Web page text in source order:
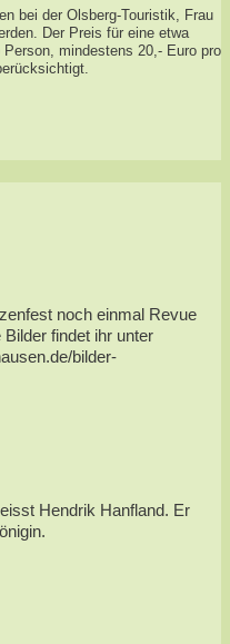
bei der Olsberg-Touristik, Frau
Der Preis für eine etwa
mindestens 20,- Euro pro
noch einmal Revue
findet ihr unter
bilder-
Hendrik Hanfland. Er